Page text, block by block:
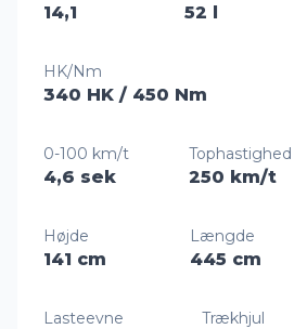
14,1 52 l
HK/Nm
340 HK / 450 Nm
0-100 km/t
4,6 sek
Tophastighed
250 km/t
Højde
141 cm
Længde
445 cm
Lasteevne Trækhjul